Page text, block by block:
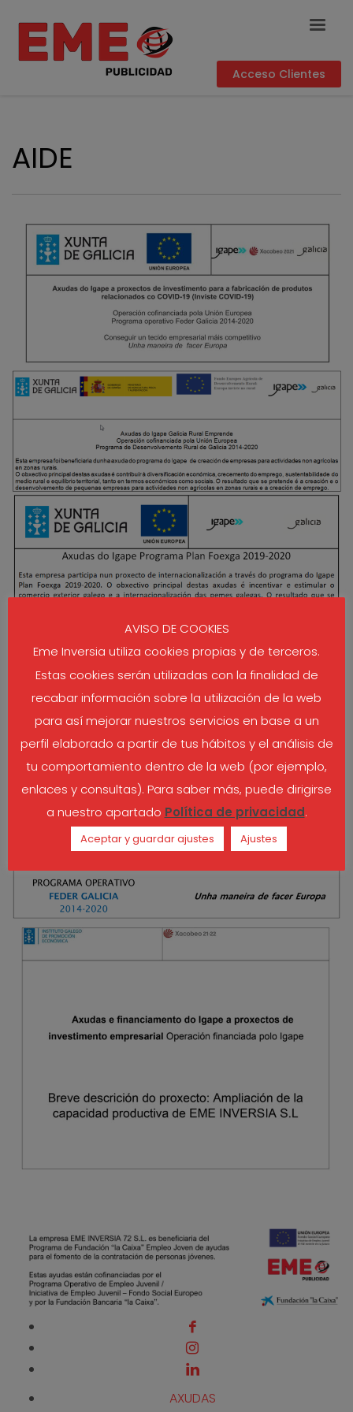
Acceso Clientes
AIDE
AXUDAS
AVISO DE COOKIES
Eme Inversia utiliza cookies propias y de terceros.
Estas cookies serán utilizadas con la finalidad de
recabar información sobre la utilización de la web
para así mejorar nuestros servicios en base a un
perfil elaborado a partir de tus hábitos y el análisis de
tu comportamiento dentro de la web (por ejemplo,
enlaces y consultas). Para saber más, puede dirigirse
a nuestro apartado Política de privacidad.
Aceptar y guardar ajustes Ajustes